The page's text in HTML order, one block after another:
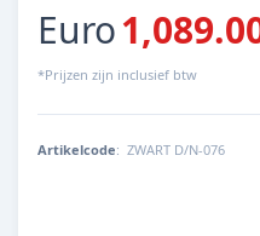
Euro
*Prijzen zijn inclusief btw
Artikelcode: ZWART D/N-076